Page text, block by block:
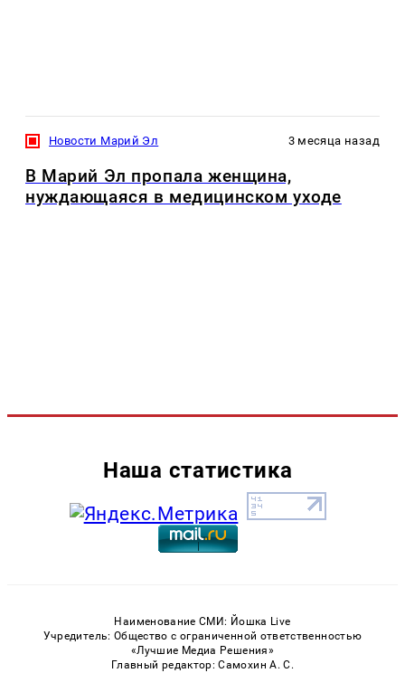
Новости Марий Эл 3 месяца назад
В Марий Эл пропала женщина,
нуждающаяся в медицинском уходе
Наша статистика
Наименование СМИ: Йошка Live
Учредитель: Общество с ограниченной ответственностью
«Лучшие Медиа Решения»
Главный редактор: Самохин А. С.